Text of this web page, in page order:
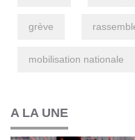
grève
mobilisation nationale
A LA UNE